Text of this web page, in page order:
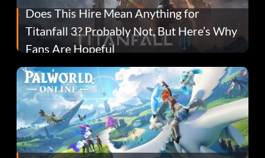
Does This Hire Mean Anything for
Titanfall 3? Probably Not, But Here’s Why
Fans Are Hopeful